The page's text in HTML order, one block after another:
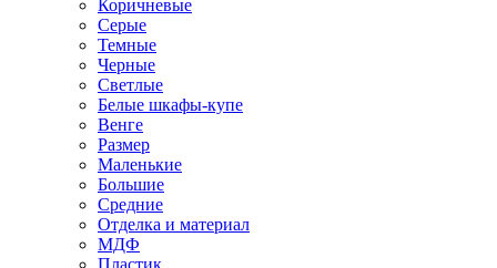
Коричневые
Серые
Темные
Черные
Светлые
Белые шкафы-купе
Венге
Размер
Маленькие
Большие
Средние
Отделка и материал
МДФ
Пластик